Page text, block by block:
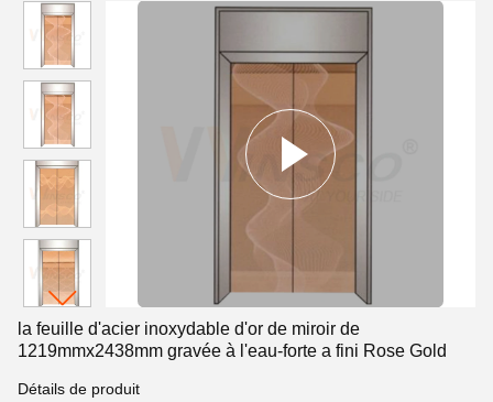
la feuille d'acier inoxydable d'or de miroir de
1219mmx2438mm gravée à l'eau-forte a fini Rose Gold
Détails de produit